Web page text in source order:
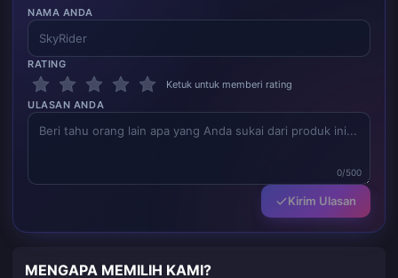
NAMA ANDA
RATING
Ketuk untuk memberi rating
ULASAN ANDA
0/500
Kirim Ulasan
MENGAPA MEMILIH KAMI?